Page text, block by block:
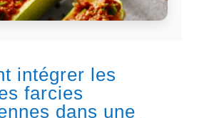
intégrer les
farcies
dans une